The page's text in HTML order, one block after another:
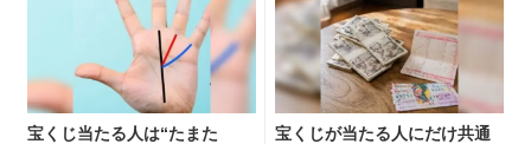
宝くじ当たる人は“たまた
宝くじが当たる人にだけ共通